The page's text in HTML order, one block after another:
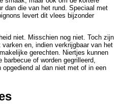
dan die van het rund. Speciaal met
levert dit vlees bijzonder
niet. Misschien nog niet. Toch zijn
en, indien verkrijgbaar van het
gerechten. Niertjes kunnen
of worden gegrilleerd,
al dan niet met of in een